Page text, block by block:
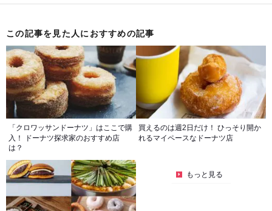
この記事を見た人におすすめの記事
「クロワッサンドーナツ」はここで購
入！ ドーナツ探求家のおすすめ店
は？
買えるのは週2日だけ！ ひっそり開か
れるマイペースなドーナツ店
もっと見る